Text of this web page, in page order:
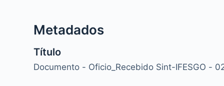
Metadados
Título
Documento - Oficio_Recebido Sint-IFESGO -